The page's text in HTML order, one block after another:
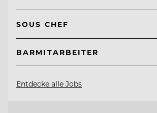
SOUS CHEF
BARMITARBEITER
Entdecke alle Jobs